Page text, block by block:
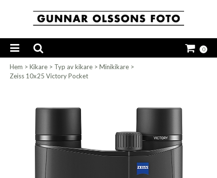
0
Hem > Kikare > Typ av kikare > Minikikare >
Zeiss 10x25 Victory Pocket